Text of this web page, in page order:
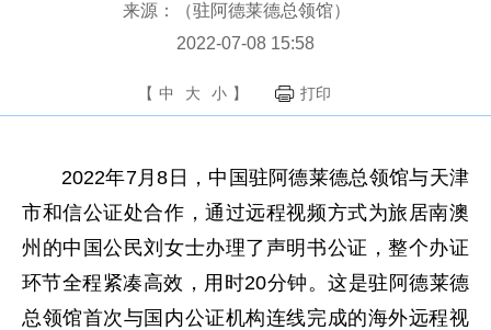
来源：（驻阿德莱德总领馆）
2022-07-08 15:58
【 中 大 小 】 打印
2022年7月8日，中国驻阿德莱德总领馆与天津
市和信公证处合作，通过远程视频方式为旅居南澳
州的中国公民刘女士办理了声明书公证，整个办证
环节全程紧凑高效，用时20分钟。这是驻阿德莱德
总领馆首次与国内公证机构连线完成的海外远程视